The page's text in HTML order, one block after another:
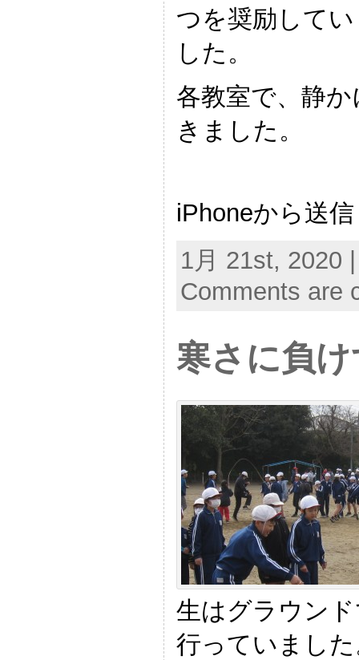
つを奨励して
した。
各教室で、静
きました。
iPhoneから送信
1月 21st, 2020
Comments are
寒さに負け
生はグラウン
行っていまし